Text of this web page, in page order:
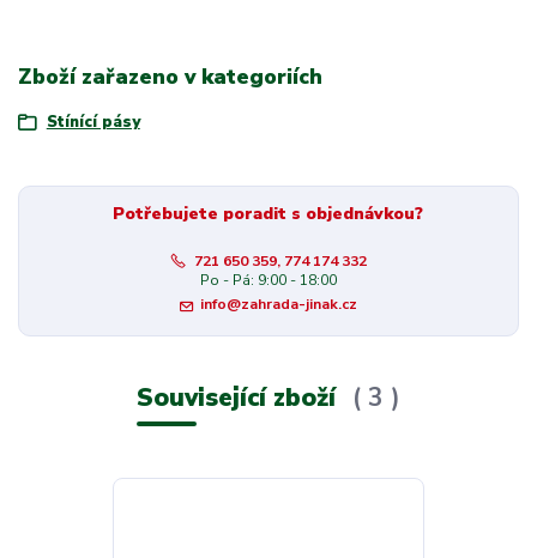
Zboží zařazeno v kategoriích
Stínící pásy
Potřebujete poradit s objednávkou?
721 650 359, 774 174 332
Po - Pá: 9:00 - 18:00
info@zahrada-jinak.cz
Související zboží 3